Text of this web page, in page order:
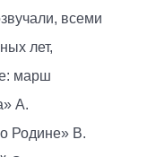
всеми
лет,
марш
А.
Родине» В.